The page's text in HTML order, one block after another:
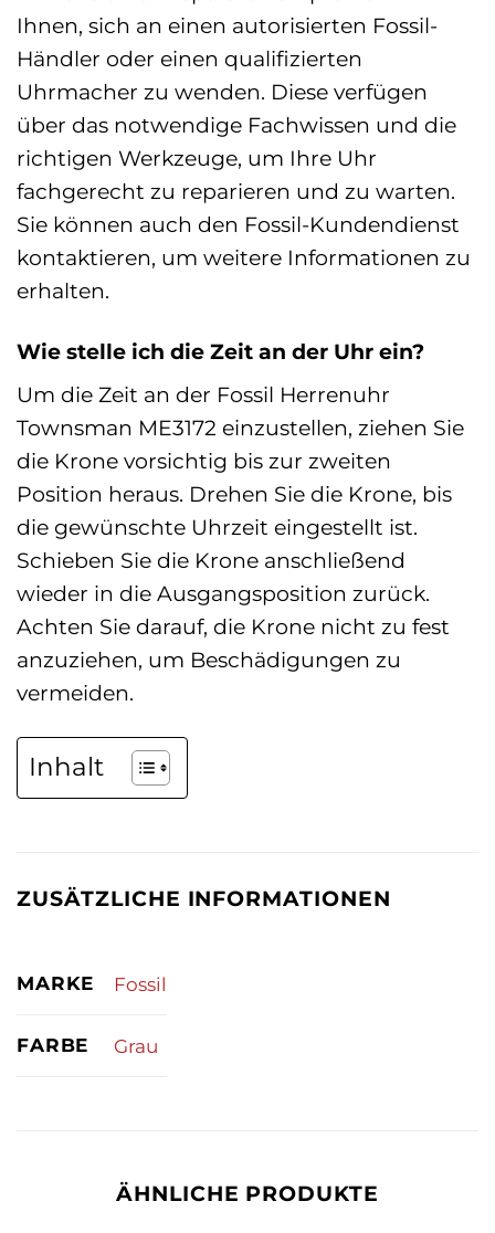
Ihnen, sich an einen autorisierten Fossil-
Händler oder einen qualifizierten
Uhrmacher zu wenden. Diese verfügen
über das notwendige Fachwissen und die
richtigen Werkzeuge, um Ihre Uhr
fachgerecht zu reparieren und zu warten.
Sie können auch den Fossil-Kundendienst
kontaktieren, um weitere Informationen zu
erhalten.
Wie stelle ich die Zeit an der Uhr ein?
Um die Zeit an der Fossil Herrenuhr
Townsman ME3172 einzustellen, ziehen Sie
die Krone vorsichtig bis zur zweiten
Position heraus. Drehen Sie die Krone, bis
die gewünschte Uhrzeit eingestellt ist.
Schieben Sie die Krone anschließend
wieder in die Ausgangsposition zurück.
Achten Sie darauf, die Krone nicht zu fest
anzuziehen, um Beschädigungen zu
vermeiden.
Inhalt
ZUSÄTZLICHE INFORMATIONEN
MARKE Fossil
FARBE Grau
ÄHNLICHE PRODUKTE